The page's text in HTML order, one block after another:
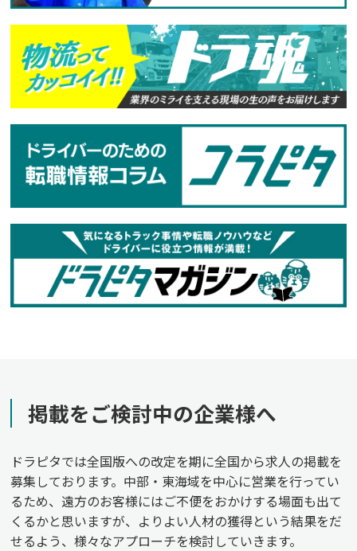
掲載をご検討中の企業様へ
ドラピタでは全国版への改定を期に全国から求人の掲載を
募集しております。中部・東海域を中心に営業を行ってい
るため、遠方のお客様にはご不便をおかけする場面も出て
くるかと思いますが、よりよい人材の獲得という結果をだ
せるよう、様々なアプローチを検討していきます。